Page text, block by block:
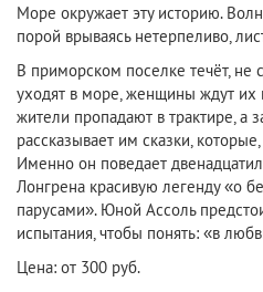
Море окружает эту историю.
порой врываясь нетерпеливо,
В приморском поселке течёт,
уходят в море, женщины ждут их
жители пропадают в трактире, а
рассказывает им сказки,
Именно он поведает
Лонгрена красивую легенду «о
парусами». Юной Ассоль
испытания, чтобы понять: «в
Цена: от 300 руб.